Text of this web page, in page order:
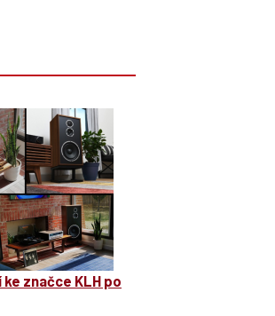
značce KLH po